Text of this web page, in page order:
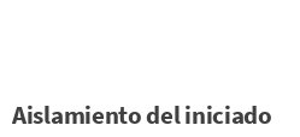
Aislamiento del iniciado